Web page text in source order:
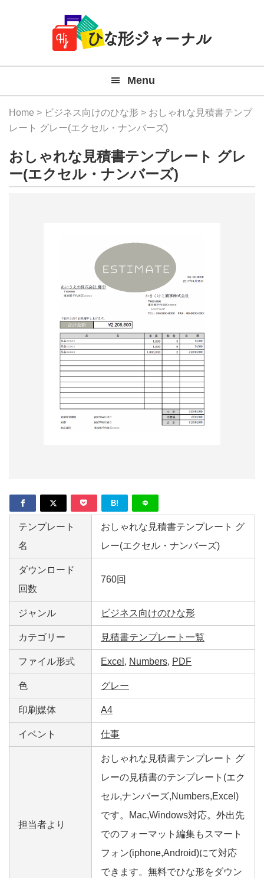
Navigation
料
テ
プ
ー
Menu
Home > ビジネス向けのひな形 > おしゃれな見積書テンプ
レート グレー(エクセル・ナンバーズ)
おしゃれな見積書テンプレート グレ
ー(エクセル・ナンバーズ)
B!
テンプレート
名
おしゃれな見積書テンプレート グ
レー(エクセル・ナンバーズ)
ダウンロード
回数
760回
ジャンル ビジネス向けのひな形
カテゴリー 見積書テンプレート一覧
ファイル形式 Excel , Numbers, PDF
色 グレー
印刷媒体 A4
イベント 仕事
担当者より
おしゃれな見積書テンプレート グ
レーの見積書のテンプレート(エク
セル,ナンバーズ,Numbers,Excel)
です。Mac,Windows対応。外出先
でのフォーマット編集もスマート
フォン(iphone,Android)にて対応
できます。無料でひな形をダウン